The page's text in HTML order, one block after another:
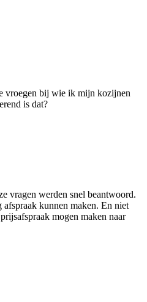
vroegen bij wie ik mijn kozijnen
is dat?
vragen werden snel beantwoord.
kunnen maken. En niet
mogen maken naar